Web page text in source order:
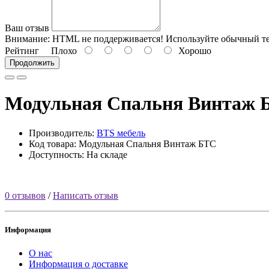
Ваш отзыв
Внимание: HTML не поддерживается! Используйте обычный
Рейтинг Плохо Хорошо
Продолжить
Модульная Спальня Винтаж
Производитель: BTS мебель
Код товара: Модульная Спальня Винтаж БТС
Доступность: На складе
0 отзывов /Написать отзыв
Информация
О нас
Информация о доставке